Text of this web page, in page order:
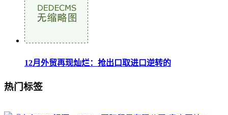
12月外贸再现灿烂：抢出口取进口逆转的
热门标签